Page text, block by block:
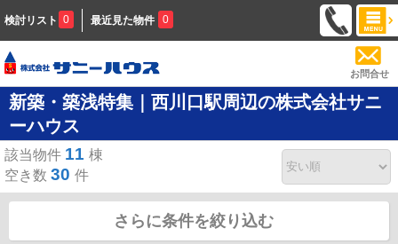
検討リスト 0 最近見た物件 0
お問合せ
新築・築浅特集｜西川口駅周辺の株式会社サニ
ーハウス
該当物件 11 棟
空き数 30 件
さらに条件を絞り込む